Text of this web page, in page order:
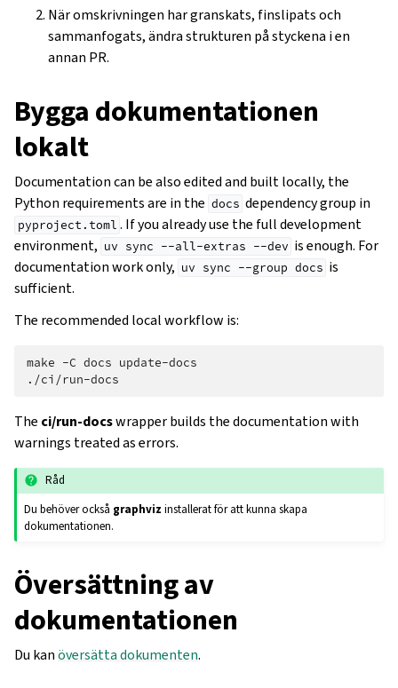
När omskrivningen har granskats, finslipats och
sammanfogats, ändra strukturen på styckena i en
annan PR.
Bygga dokumentationen
lokalt
Documentation can be also edited and built locally, the
Python requirements are in the docs dependency group in
pyproject.toml . If you already use the full development
environment, uv sync --all-extras --dev is enough. For
documentation work only, uv sync --group docs is
sufficient.
The recommended local workflow is:
make -C docs update-docs
The ci/run-docswrapper builds the documentation with
warnings treated as errors.
Råd
Du behöver också graphviz installerat för att kunna skapa
dokumentationen.
Översättning av
dokumentationen
Du kanöversätta dokumenten.